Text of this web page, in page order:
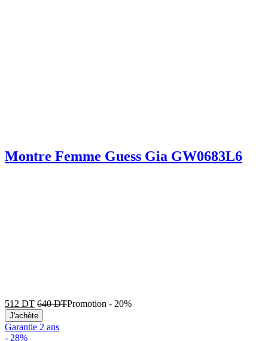
Montre Femme Guess Gia GW0683L6
512 DT 640DTPromotion - 20%
J'achète
Garantie 2 ans
- 28%